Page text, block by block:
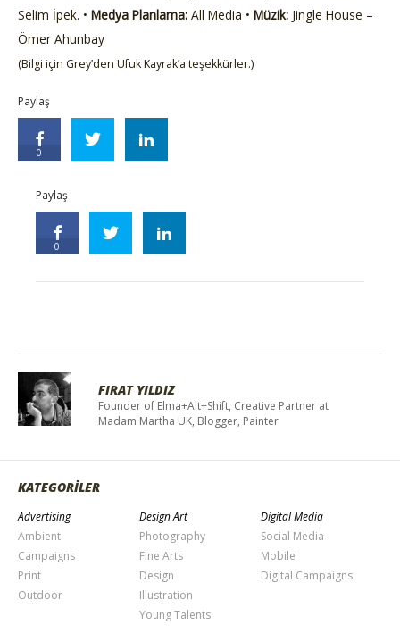
Selim İpek. • Medya Planlama: All Media • Müzik: Jingle House –
Ömer Ahunbay
(Bilgi için Grey’den Ufuk Kayrak’a teşekkürler.)
Paylaş
0
Paylaş
0
FIRAT YILDIZ
Founder of Elma+Alt+Shift, Creative Partner at
Madam Martha UK, Blogger, Painter
KATEGORİLER
Advertising
Ambient
Campaigns
Print
Outdoor
Design Art
Photography
Fine Arts
Design
Illustration
Young Talents
Digital Media
Social Media
Mobile
Digital Campaigns